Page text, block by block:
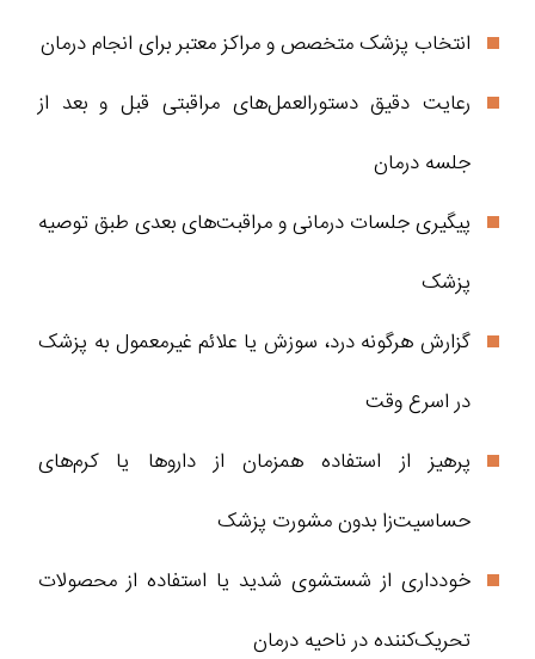
انتخاب پزشک متخصص و مراکز معتبر برای انجام درمان
رعایت دقیق دستورالعمل‌های مراقبتی قبل و بعد از
جلسه درمان
پیگیری جلسات درمانی و مراقبت‌های بعدی طبق توصیه
پزشک
گزارش هرگونه درد، سوزش یا علائم غیرمعمول به پزشک
در اسرع وقت
پرهیز از استفاده همزمان از داروها یا کرم‌های
حساسیت‌زا بدون مشورت پزشک
خودداری از شستشوی شدید یا استفاده از محصولات
تحریک‌کننده در ناحیه درمان